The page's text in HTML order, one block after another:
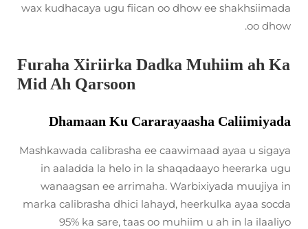
wax kudhacaya ugu fiican oo dhow ee shakhsiimada
oo dhow.
Furaha Xiriirka Dadka Muhiim ah Ka
Mid Ah Qarsoon
Dhamaan Ku Cararayaasha Caliimiyada
Mashkawada calibrasha ee caawimaad ayaa u sigaya
in aaladda la helo in la shaqadaayo heerarka ugu
wanaagsan ee arrimaha. Warbixiyada muujiya in
marka calibrasha dhici lahayd, heerkulka ayaa socda
95% ka sare, taas oo muhiim u ah in la ilaaliyo